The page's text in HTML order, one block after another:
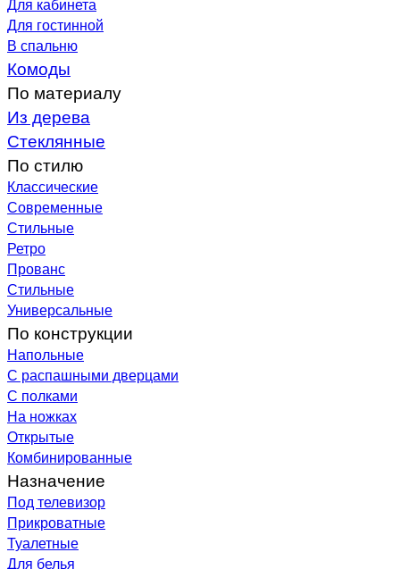
Для гостинной
В спальню
Комоды
По материалу
Из дерева
Стеклянные
По стилю
Классические
Современные
Стильные
Ретро
Прованс
Стильные
Универсальные
По конструкции
Напольные
С распашными дверцами
С полками
На ножках
Открытые
Комбинированные
Назначение
Под телевизор
Прикроватные
Туалетные
Для белья